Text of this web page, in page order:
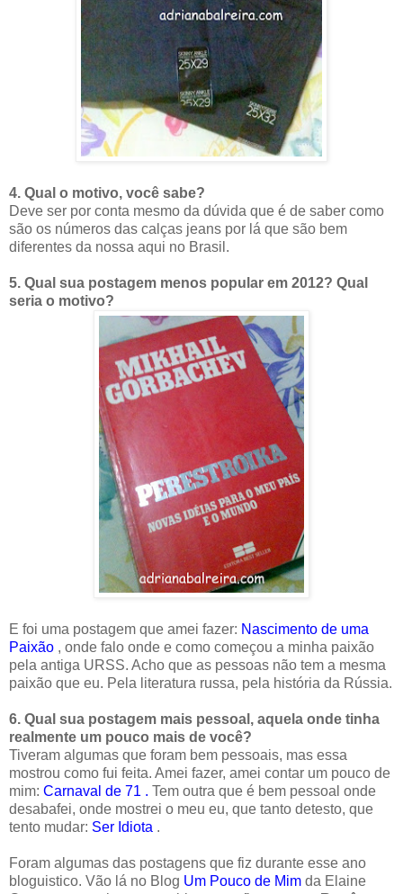
4. Qual o motivo, você sabe?
Deve ser por conta mesmo da dúvida que é de saber como
são os números das calças jeans por lá que são bem
diferentes da nossa aqui no Brasil.
5. Qual sua postagem menos popular em 2012? Qual
seria o motivo?
E foi uma postagem que amei fazer: Nascimento de uma
Paixão , onde falo onde e como começou a minha paixão
pela antiga URSS. Acho que as pessoas não tem a mesma
paixão que eu. Pela literatura russa, pela história da Rússia.
6. Qual sua postagem mais pessoal, aquela onde tinha
realmente um pouco mais de você?
Tiveram algumas que foram bem pessoais, mas essa
mostrou como fui feita. Amei fazer, amei contar um pouco de
mim: Carnaval de 71 . Tem outra que é bem pessoal onde
desabafei, onde mostrei o meu eu, que tanto detesto, que
tento mudar: Ser Idiota .
Foram algumas das postagens que fiz durante esse ano
bloguistico. Vão lá no Blog Um Pouco de Mim da Elaine